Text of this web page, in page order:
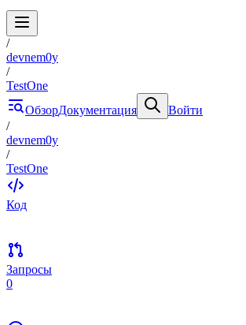
/
devnem0y
/
TestOne
ОбзорДокументация
Войти
/
devnem0y
/
TestOne
Код
Запросы
0